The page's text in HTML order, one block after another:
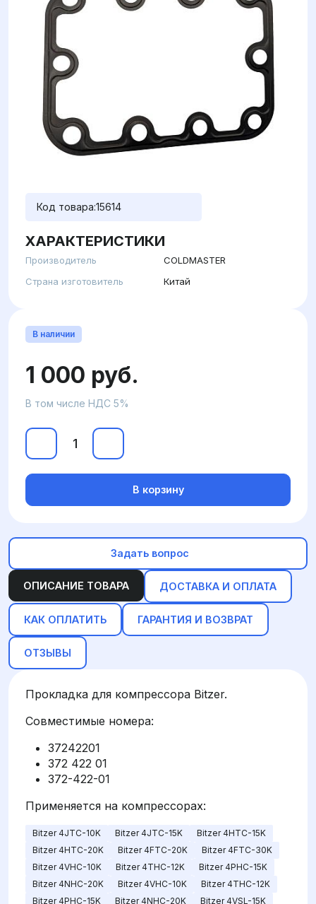
Код товара:15614
ХАРАКТЕРИСТИКИ
Производитель
COLDMASTER
Страна изготовитель
Китай
ОПИСАНИЕ ТОВАРА ДОСТАВКА И ОПЛАТА
КАК ОПЛАТИТЬ ГАРАНТИЯ И ВОЗВРАТ
ОТЗЫВЫ
Прокладка для компрессора Bitzer.
Совместимые номера:
37242201
372 422 01
372-422-01
Применяется на компрессорах:
Bitzer 4JTC-10K Bitzer 4JTC-15K
Bitzer 4HTC-15K
Bitzer 4HTC-20K
Bitzer 4FTC-20K
Bitzer 4FTC-30K
Bitzer 4VHC-10K
Bitzer 4THC-12K
Bitzer 4PHC-15K
Bitzer 4NHC-20K
Bitzer 4VHC-10K
Bitzer 4THC-12K
Bitzer 4PHC-15K
Bitzer 4NHC-20K
Bitzer 4VSL-15K
В наличии
1 000 руб.
В том числе НДС 5%
В корзину
Задать вопрос